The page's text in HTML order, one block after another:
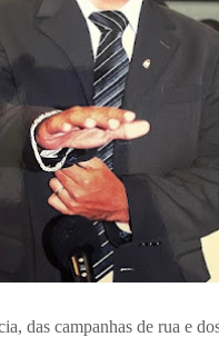
das campanhas de rua e